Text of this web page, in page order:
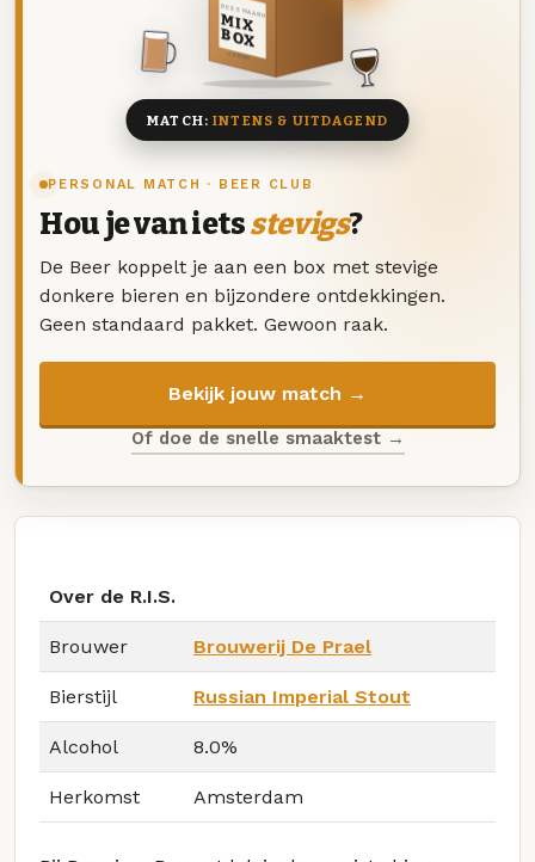
PERSONAL MATCH · BEER CLUB
Hou je van ietsstevigs?
De Beer koppelt je aan een box met stevige
donkere bieren en bijzondere ontdekkingen.
Geen standaard pakket. Gewoon raak.
Bekijk jouw match →
Of doe de snelle smaaktest →
DEZE MAAND
MIX
BOX
8 BIEREN
MATCH:INTENS & UITDAGEND
Over de R.I.S.
Brouwer Brouwerij De Prael
Bierstijl Russian Imperial Stout
Alcohol 8.0%
Herkomst Amsterdam